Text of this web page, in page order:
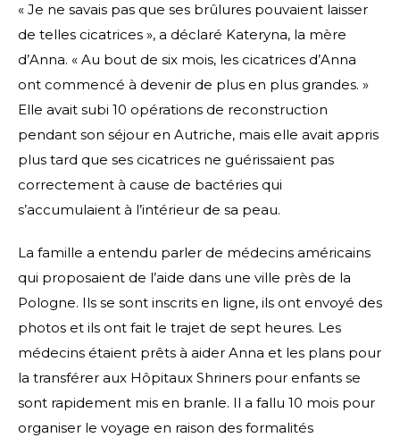
« Je ne savais pas que ses brûlures pouvaient laisser
de telles cicatrices », a déclaré Kateryna, la mère
d’Anna. « Au bout de six mois, les cicatrices d’Anna
ont commencé à devenir de plus en plus grandes. »
Elle avait subi 10 opérations de reconstruction
pendant son séjour en Autriche, mais elle avait appris
plus tard que ses cicatrices ne guérissaient pas
correctement à cause de bactéries qui
s’accumulaient à l’intérieur de sa peau.
La famille a entendu parler de médecins américains
qui proposaient de l’aide dans une ville près de la
Pologne. Ils se sont inscrits en ligne, ils ont envoyé des
photos et ils ont fait le trajet de sept heures. Les
médecins étaient prêts à aider Anna et les plans pour
la transférer aux Hôpitaux Shriners pour enfants se
sont rapidement mis en branle. Il a fallu 10 mois pour
organiser le voyage en raison des formalités